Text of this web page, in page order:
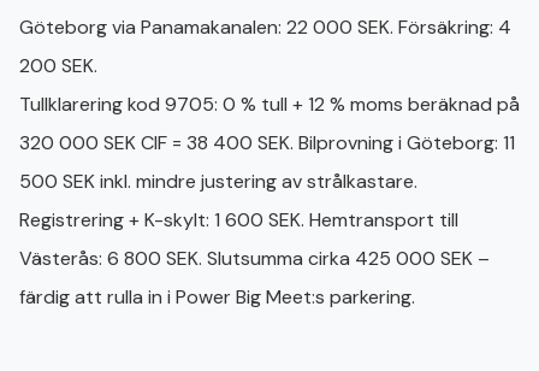
Göteborg via Panamakanalen: 22 000 SEK. Försäkring: 4
200 SEK.
Tullklarering kod 9705: 0 % tull + 12 % moms beräknad på
320 000 SEK CIF = 38 400 SEK. Bilprovning i Göteborg: 11
500 SEK inkl. mindre justering av strålkastare.
Registrering + K-skylt: 1 600 SEK. Hemtransport till
Västerås: 6 800 SEK. Slutsumma cirka 425 000 SEK –
färdig att rulla in i Power Big Meet:s parkering.